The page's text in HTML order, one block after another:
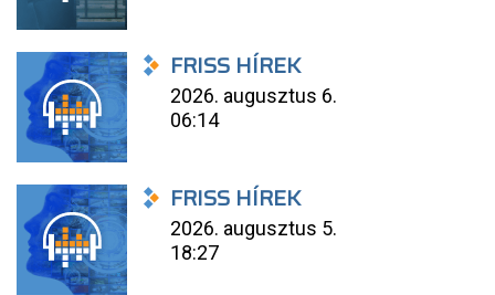
FRISS HÍREK
2026. augusztus 6.
06:14
FRISS HÍREK
2026. augusztus 5.
18:27